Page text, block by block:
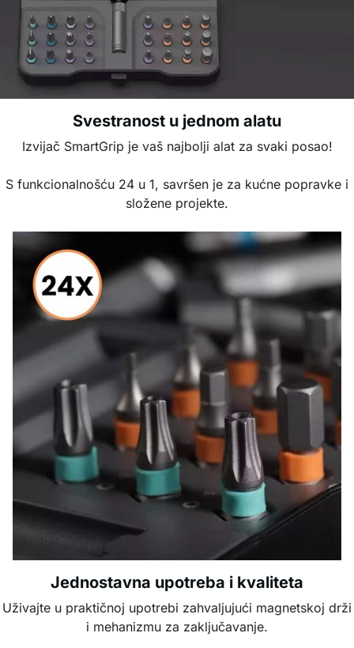
Svestranost u jednom alatu
Izvijač SmartGrip je vaš najbolji alat za svaki posao!
S funkcionalnošću 24 u 1, savršen je za kućne popravke i
složene projekte.
Jednostavna upotreba i kvaliteta
Uživajte u praktičnoj upotrebi zahvaljujući magnetskoj drži
i mehanizmu za zaključavanje.